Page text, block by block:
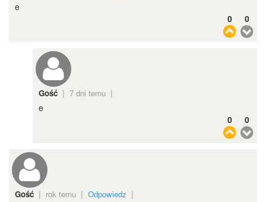
e
0
0
Gość | 7 dni temu |
e
0
0
Gość | rok temu | Odpowiedz |